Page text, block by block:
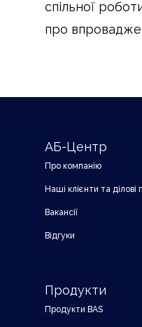
спільної
про
АБ-Центр
Про компанію
Наші клієнти та ділові
Вакансії
Відгуки
Продукти
Продукти BAS